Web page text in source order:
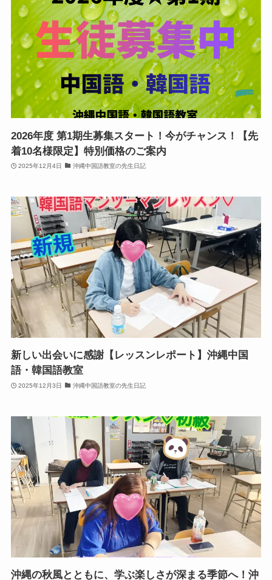
2026年度 第1期生募集スタート！今がチャンス！【先
着10名様限定】特別価格のご案内
2025年12月4日 沖縄中国語教室の先生日記
新しい出会いに感謝【レッスンレポート】沖縄中国
語・韓国語教室
2025年12月3日 沖縄中国語教室の先生日記
沖縄の秋風とともに、学ぶ楽しさが深まる季節へ！沖